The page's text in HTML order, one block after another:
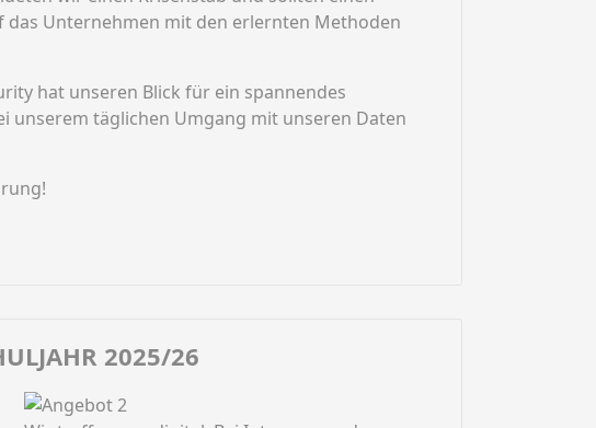
Unternehmen mit den erlernten Methoden
hat unseren Blick für ein spannendes
unserem täglichen Umgang mit unseren Daten
2025/26